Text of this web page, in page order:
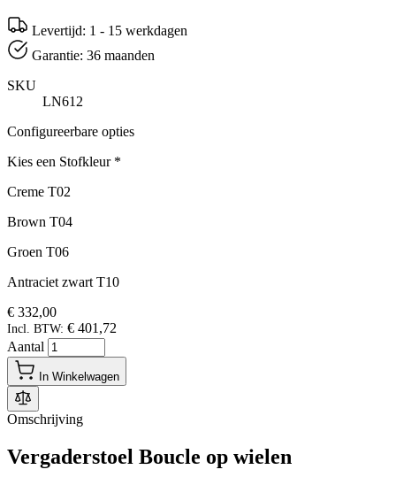
Levertijd: 1 - 15 werkdagen
Garantie: 36 maanden
SKU
LN612
Configureerbare opties
Kies een Stofkleur *
Creme T02
Brown T04
Groen T06
Antraciet zwart T10
€ 332,00
Incl. BTW: € 401,72
Aantal
In Winkelwagen
Omschrijving
Vergaderstoel Boucle op wielen